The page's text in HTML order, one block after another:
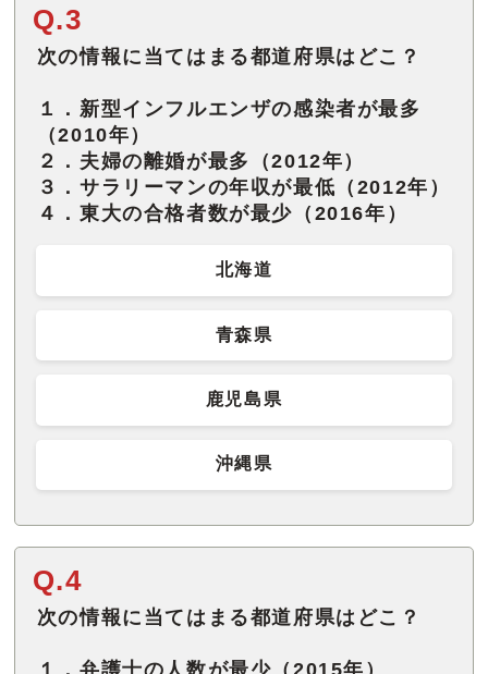
Q.3
次の情報に当てはまる都道府県はどこ？
１．新型インフルエンザの感染者が最多
（2010年）
２．夫婦の離婚が最多（2012年）
３．サラリーマンの年収が最低（2012年）
４．東大の合格者数が最少（2016年）
北海道
青森県
鹿児島県
沖縄県
Q.4
次の情報に当てはまる都道府県はどこ？